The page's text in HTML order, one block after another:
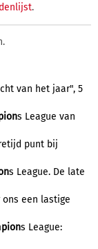
.
van het jaar", 5
s League van
punt bij
s League. De late
ons een lastige
pions League: